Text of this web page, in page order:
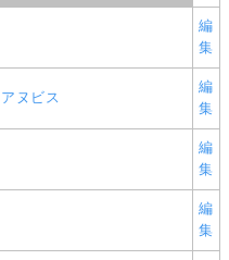
編
集
アヌビス
編
集
編
集
編
集